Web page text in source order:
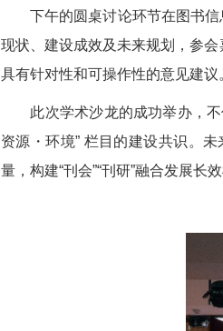
下午的圆桌讨论环节在图书信
现状、建设成效及未来规划，参
具有针对性和可操作性的意见建议
此次学术沙龙的成功举办，不
资源・环境” 栏目的建设共识。
量，构建“刊会”“刊研”融合发展